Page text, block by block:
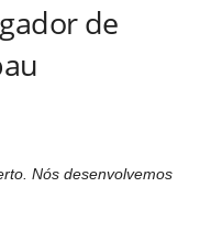
de
Nós desenvolvemos